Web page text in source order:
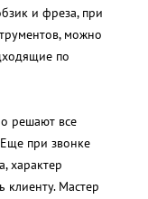
и фреза, при
можно
по
решают все
при звонке
характер
клиенту. Мастер